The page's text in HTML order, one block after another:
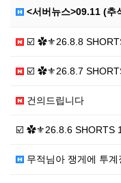
<서버뉴스>09.11 (추
☑️ ✿⚜26.8.8
☑️ ✿⚜26.8.7
건의드립니다
☑️ ✿⚜26.8.6 SHORTS
무적님아 쟁게에 투